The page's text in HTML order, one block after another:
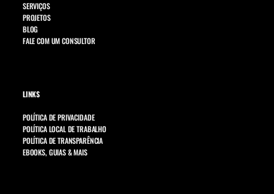
SERVIÇOS
PROJETOS
BLOG
FALE COM UM CONSULTOR
LINKS
POLÍTICA DE PRIVACIDADE
POLÍTICA LOCAL DE TRABALHO
POLÍTICA DE TRANSPARÊNCIA
EBOOKS, GUIAS & MAIS